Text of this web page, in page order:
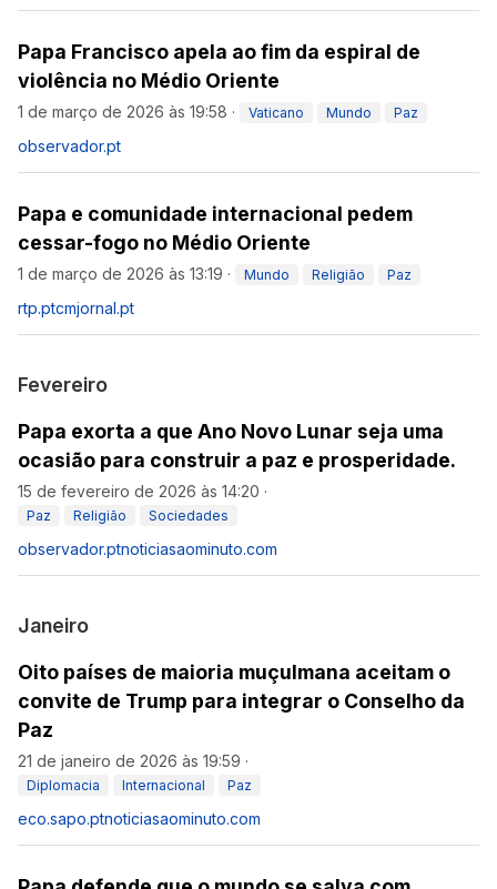
Papa Francisco apela ao fim da espiral de
violência no Médio Oriente
1 de março de 2026 às 19:58 · Vaticano Mundo Paz
observador.pt
Papa e comunidade internacional pedem
cessar-fogo no Médio Oriente
1 de março de 2026 às 13:19 · Mundo Religião Paz
rtp.ptcmjornal.pt
Fevereiro
Papa exorta a que Ano Novo Lunar seja uma
ocasião para construir a paz e prosperidade.
15 de fevereiro de 2026 às 14:20 ·
Paz Religião Sociedades
observador.ptnoticiasaominuto.com
Janeiro
Oito países de maioria muçulmana aceitam o
convite de Trump para integrar o Conselho da
Paz
21 de janeiro de 2026 às 19:59 ·
Diplomacia Internacional Paz
eco.sapo.ptnoticiasaominuto.com